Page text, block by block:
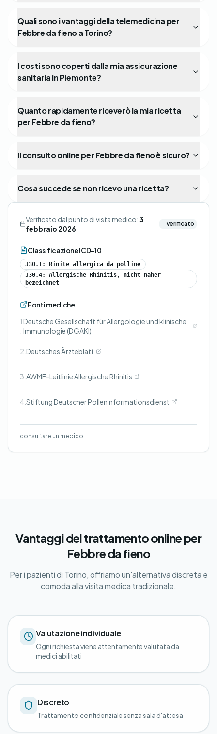
Quali sono i vantaggi della telemedicina per
Febbre da fieno a Torino?
I costi sono coperti dalla mia assicurazione
sanitaria in Piemonte?
Quanto rapidamente riceverò la mia ricetta
per Febbre da fieno?
Il consulto online per Febbre da fieno è sicuro?
Cosa succede se non ricevo una ricetta?
Verificato dal punto di vista medico:3
febbraio 2026
Verificato
Classificazione ICD-10
J30.1: Rinite allergica da polline
J30.4: Allergische Rhinitis, nicht näher
bezeichnet
Fonti mediche
1Deutsche Gesellschaft für Allergologie und klinische
Immunologie (DGAKI)
2. Deutsches Ärzteblatt
3. AWMF-Leitlinie Allergische Rhinitis
4. Stiftung Deutscher Polleninformationsdienst
consultare un medico.
Vantaggi del trattamento online per
Febbre da fieno
Per i pazienti di Torino, offriamo un'alternativa discreta e
comoda alla visita medica tradizionale.
Valutazione individuale
Ogni richiesta viene attentamente valutata da
medici abilitati
Discreto
Trattamento confidenziale senza sala d'attesa